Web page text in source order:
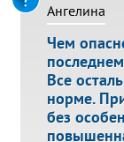
Ангелина
Чем
Все
норме.
без